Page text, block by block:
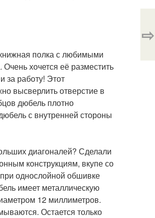
полка с любимыми
хочется её разместить
за работу! Этот
высверлить отверстие в
дюбель плотно
с внутренней стороны
диагоналей? Сделали
конструкциям, вкупе со
однослойной обшивке
имеет металлическую
12 миллиметров.
Остается только
⇨